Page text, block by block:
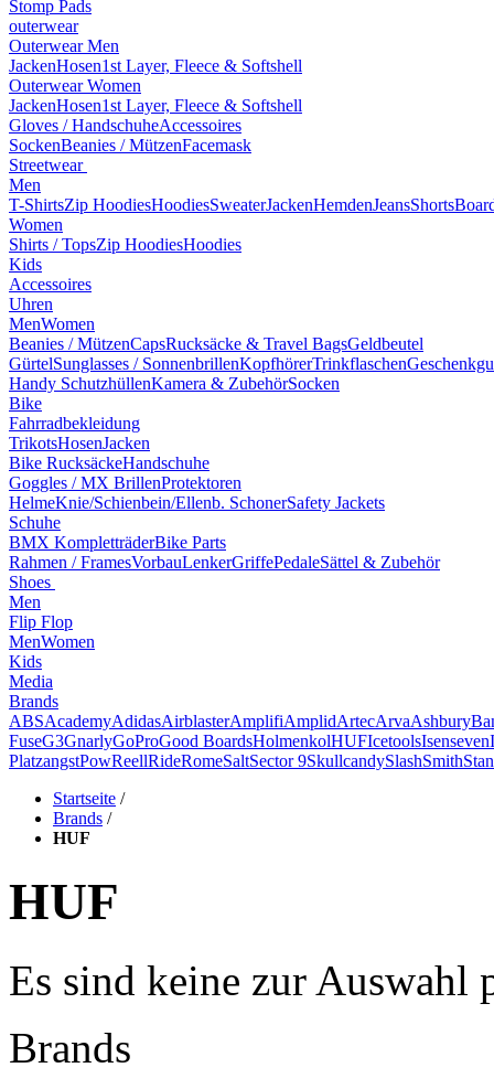
Stomp Pads
outerwear
Outerwear Men
JackenHosen1st Layer, Fleece & Softshell
Outerwear Women
JackenHosen1st Layer, Fleece & Softshell
Gloves / HandschuheAccessoires
SockenBeanies / MützenFacemask
Streetwear
Men
T-ShirtsZip HoodiesHoodiesSweaterJackenHemdenJeansShorts
Women
Shirts / TopsZip HoodiesHoodies
Kids
Accessoires
Uhren
MenWomen
Beanies / MützenCapsRucksäcke & Travel BagsGeldbeutel
GürtelSunglasses / SonnenbrillenKopfhörerTrinkflaschen
Handy SchutzhüllenKamera & ZubehörSocken
Bike
Fahrradbekleidung
TrikotsHosenJacken
Bike RucksäckeHandschuhe
Goggles / MX BrillenProtektoren
HelmeKnie/Schienbein/Ellenb. SchonerSafety Jackets
Schuhe
BMX KompletträderBike Parts
Rahmen / FramesVorbauLenkerGriffePedaleSättel & Zubehör
Shoes
Men
Flip Flop
MenWomen
Kids
Media
Brands
ABSAcademyAdidasAirblasterAmplifiAmplidArtecArvaAshbury
FuseG3GnarlyGoProGood BoardsHolmenkolHUFIcetoolsIsenseven
PlatzangstPowReellRideRomeSaltSector 9SkullcandySlashSmith
Startseite /
Brands /
HUF
HUF
Es sind keine zur Auswahl
Brands